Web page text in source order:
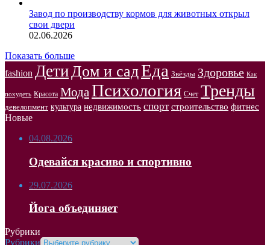
Завод по производству кормов для животных открыл
свои двери
02.06.2026
Показать больше
fashion ДетиДом и садЕда Звёзды Здоровье Как
похудеть Красота Мода Психология Счет Тренды
девелопмент культура недвижимость спорт строительство фитнес
Новые
04.08.2026
Одевайся красиво и спортивно
29.07.2026
Йога объединяет
Рубрики
Рубрики